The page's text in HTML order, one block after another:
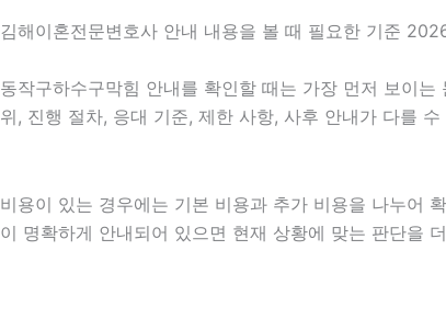
김해이혼전문변호사 안내 내용을 볼 때 필요한 기준
동작구하수구막힘 안내를 확인할 때는 가장 먼저 보이
위, 진행 절차, 응대 기준, 제한 사항, 사후 안내가 다를
비용이 있는 경우에는 기본 비용과 추가 비용을 나누어
이 명확하게 안내되어 있으면 현재 상황에 맞는 판단을